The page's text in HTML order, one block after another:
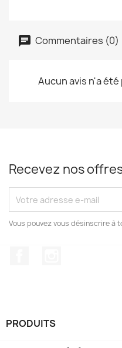
Commentaires (0)
Aucun avis n'a
Recevez nos
Vous pouvez vous désinscrire à
PRODUITS